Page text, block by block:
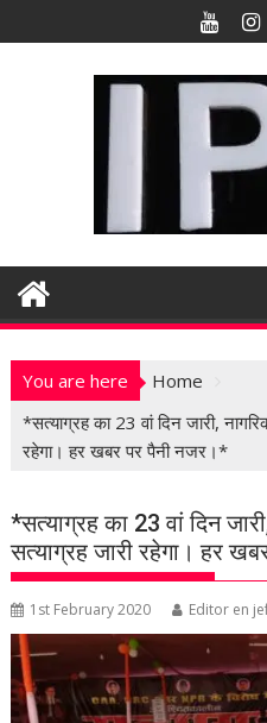
k
t
n
You are here
Home
*सत्याग्रह का 23 वां दिन जारी,
रहेगा। हर खबर पर पैनी नजर।*
*सत्याग्रह का 23 वां दिन
सत्याग्रह जारी रहेगा। हर
1st February 2020 Editor en